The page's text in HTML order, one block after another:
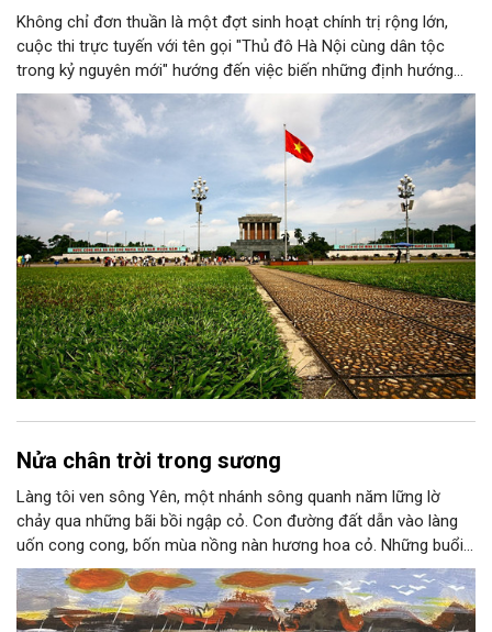
Không chỉ đơn thuần là một đợt sinh hoạt chính trị rộng lớn,
cuộc thi trực tuyến với tên gọi "Thủ đô Hà Nội cùng dân tộc
trong kỷ nguyên mới" hướng đến việc biến những định hướng
chiến lược trong Nghị quyết số 02-NQ/TW của Bộ Chính trị
thành niềm tin, thành nhận thức chung của mỗi người dân.
Nửa chân trời trong sương
Làng tôi ven sông Yên, một nhánh sông quanh năm lững lờ
chảy qua những bãi bồi ngập cỏ. Con đường đất dẫn vào làng
uốn cong cong, bốn mùa nồng nàn hương hoa cỏ. Những buổi
hoàng hôn, khi nắng đã dịu xuống phía cuối sông, đám hoa tím
lại thẫm màu như có ai vừa rắc lên một lớp khói.